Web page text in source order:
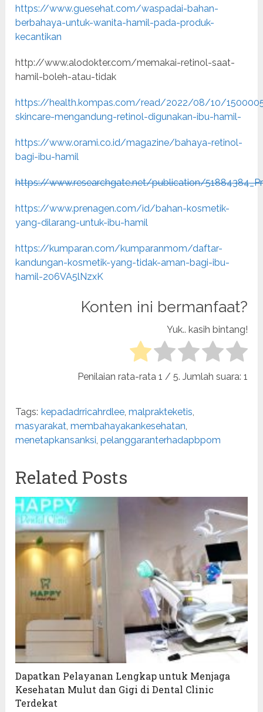
https://www.guesehat.com/waspadai-bahan-
berbahaya-untuk-wanita-hamil-pada-produk-
kecantikan
http://www.alodokter.com/memakai-retinol-saat-
hamil-boleh-atau-tidak
https://health.kompas.com/read/2022/08/10/
skincare-mengandung-retinol-digunakan-ibu-hamil-
https://www.orami.co.id/magazine/bahaya-retinol-
bagi-ibu-hamil
https://www.researchgate.net/publication/
https://www.prenagen.com/id/bahan-kosmetik-
yang-dilarang-untuk-ibu-hamil
https://kumparan.com/kumparanmom/daftar-
kandungan-kosmetik-yang-tidak-aman-bagi-ibu-
hamil-206VA5lNzxK
Konten ini bermanfaat?
Yuk.. kasih bintang!
Penilaian rata-rata 1 / 5. Jumlah suara: 1
Tags: kepadadrricahrdlee,malprakteketis,
masyarakat,membahayakankesehatan,
menetapkansanksi,pelanggaranterhadapbpom
Related Posts
Dapatkan Pelayanan Lengkap untuk Menjaga
Kesehatan Mulut dan Gigi di Dental Clinic
Terdekat